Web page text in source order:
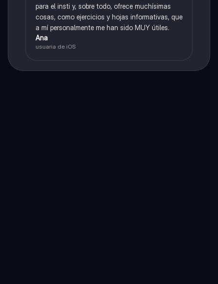
para el insti y, sobre todo, ofrece muchísimas
cosas, como ejercicios y hojas informativas, que
a mí personalmente me han sido MUY útiles.
Ana
usuaria de iOS